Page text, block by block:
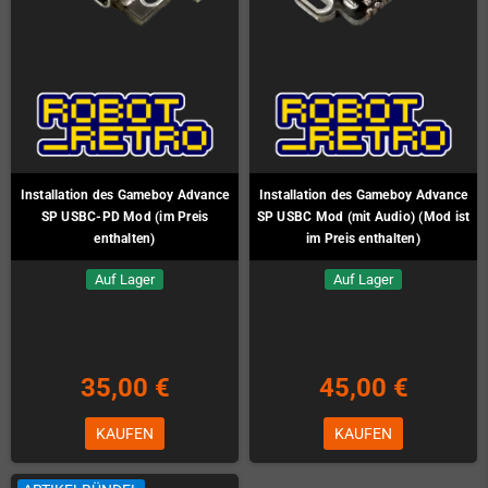
Installation des Gameboy Advance
SP USBC-PD Mod (im Preis
enthalten)
Auf Lager
35,00 €
KAUFEN
Installation des Gameboy Advance
SP USBC Mod (mit Audio) (Mod ist
im Preis enthalten)
Auf Lager
45,00 €
KAUFEN